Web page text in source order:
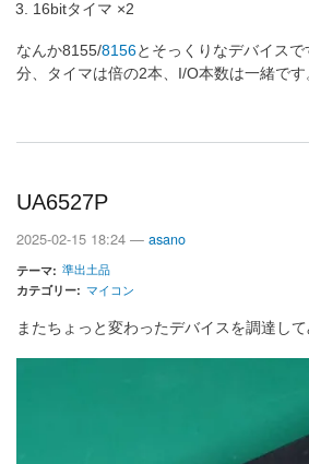
16bitタイマ ×2
なんか8155/8156とそっくりなデバイス
分、タイマは倍の2本、I/O本数は一緒です
UA6527P
2025-02-15 18:24 — asano
テーマ 準出土品
カテゴリー マイコン
またちょっと変わったデバイスを調達して